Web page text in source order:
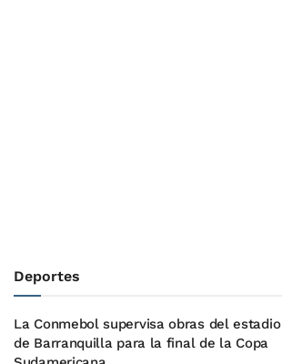
Deportes
La Conmebol supervisa obras del estadio
de Barranquilla para la final de la Copa